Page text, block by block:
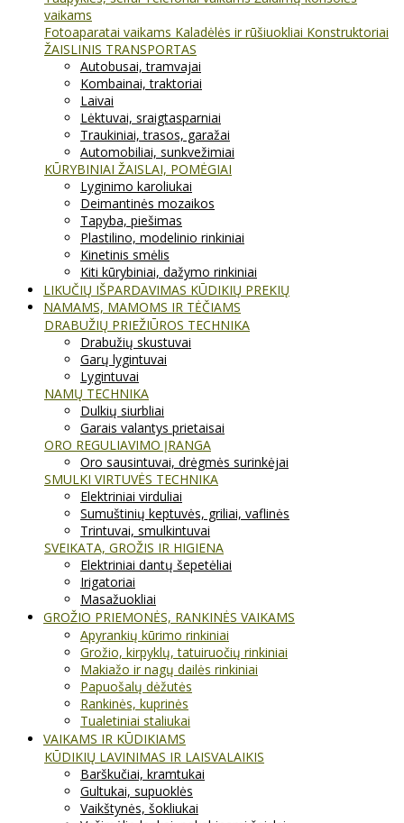
vaikams
Fotoaparatai vaikams Kaladėlės ir rūšiuokliai Konstruktoriai
ŽAISLINIS TRANSPORTAS
Autobusai, tramvajai
Kombainai, traktoriai
Laivai
Lėktuvai, sraigtasparniai
Traukiniai, trasos, garažai
Automobiliai, sunkvežimiai
KŪRYBINIAI ŽAISLAI, POMĖGIAI
Lyginimo karoliukai
Deimantinės mozaikos
Tapyba, piešimas
Plastilino, modelinio rinkiniai
Kinetinis smėlis
Kiti kūrybiniai, dažymo rinkiniai
LIKUČIŲ IŠPARDAVIMAS KŪDIKIŲ PREKIŲ
NAMAMS, MAMOMS IR TĖČIAMS
DRABUŽIŲ PRIEŽIŪROS TECHNIKA
Drabužių skustuvai
Garų lygintuvai
Lygintuvai
NAMŲ TECHNIKA
Dulkių siurbliai
Garais valantys prietaisai
ORO REGULIAVIMO ĮRANGA
Oro sausintuvai, drėgmės surinkėjai
SMULKI VIRTUVĖS TECHNIKA
Elektriniai virduliai
Sumuštinių keptuvės, griliai, vaflinės
Trintuvai, smulkintuvai
SVEIKATA, GROŽIS IR HIGIENA
Elektriniai dantų šepetėliai
Irigatoriai
Masažuokliai
GROŽIO PRIEMONĖS, RANKINĖS VAIKAMS
Apyrankių kūrimo rinkiniai
Grožio, kirpyklų, tatuiruočių rinkiniai
Makiažo ir nagų dailės rinkiniai
Papuošalų dėžutės
Rankinės, kuprinės
Tualetiniai staliukai
VAIKAMS IR KŪDIKIAMS
KŪDIKIŲ LAVINIMAS IR LAISVALAIKIS
Barškučiai, kramtukai
Gultukai, supuoklės
Vaikštynės, šokliukai